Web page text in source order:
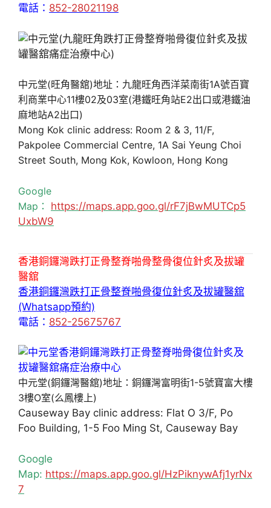
電話： 852-28021198
中元堂(旺角醫舘)地址：九龍旺角西洋菜南街1A號百寶
利商業中心11樓02及03室(港鐵旺角站E2出口或港鐵油
麻地站A2出口)
Mong Kok clinic address: Room 2 & 3, 11/F,
Pakpolee Commercial Centre, 1A Sai Yeung Choi
Street South, Mong Kok, Kowloon, Hong Kong
Google
Map： https://maps.app.goo.gl/rF7jBwMUTCp5
UxbW9
香港銅鑼灣跌打正骨整脊啪骨整骨復位針炙及拔罐
醫舘
香港銅鑼灣跌打正骨整脊啪骨復位針炙及拔罐醫舘
(Whatsapp預約)
電話： 852-25675767
中元堂(銅鑼灣醫舘)地址：銅鑼灣富明街1-5號寶富大樓
3樓O室(么鳳樓上)
Causeway Bay clinic address: Flat O 3/F, Po
Foo Building, 1-5 Foo Ming St, Causeway Bay
Google
Map: https://maps.app.goo.gl/HzPiknywAfj1yrNx
7